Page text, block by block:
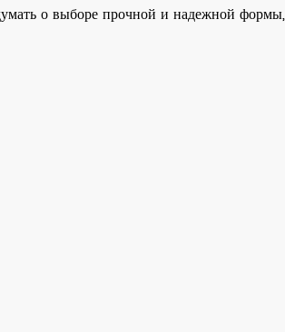
о выборе прочной и надежной